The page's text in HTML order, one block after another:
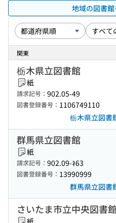
地域の図書
関東
栃木県立図書館
紙
請求記号： 902.05-49
図書登録番号： 1106749110
栃木県立図書
群馬県立図書館
紙
請求記号： 902.09-ﾈ63
図書登録番号： 13990999
群馬県立図書
さいたま市立中央図書
紙